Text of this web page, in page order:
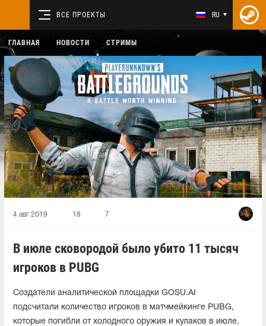
ВСЕ ПРОЕКТЫ RU
ГЛАВНАЯ НОВОСТИ СТРИМЫ
4 авг 2019 18 7
В июле сковородой было убито 11 тысяч
игроков в PUBG
Создатели аналитической площадки GOSU.AI
подсчитали количество игроков в матчмейкинге PUBG,
которые погибли от холодного оружия и кулаков в июле.